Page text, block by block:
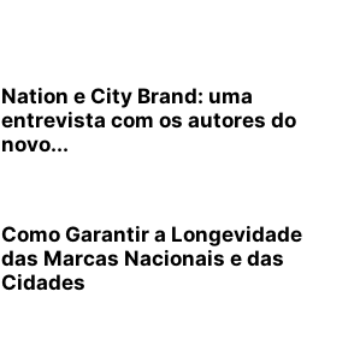
Nation e City Brand: uma
entrevista com os autores do
novo...
Como Garantir a Longevidade
das Marcas Nacionais e das
Cidades